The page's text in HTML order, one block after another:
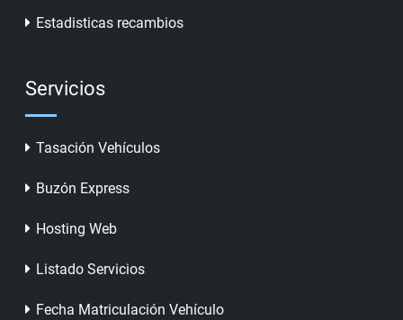
Estadisticas recambios
Servicios
Tasación Vehículos
Buzón Express
Hosting Web
Listado Servicios
Fecha Matriculación Vehículo